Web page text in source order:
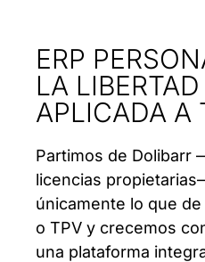
ERP
LA
APLICADA A
Partimos de Dolibarr
licencias
únicamente lo que
o TPV y crecemos
una plataforma